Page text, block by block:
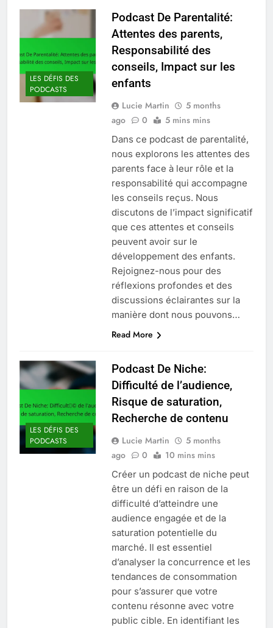
LES DÉFIS DES
PODCASTS
Podcast De Parentalité:
Attentes des parents,
Responsabilité des
conseils, Impact sur les
enfants
Lucie Martin
5 months
ago
0 5 mins mins
Dans ce podcast de parentalité,
nous explorons les attentes des
parents face à leur rôle et la
responsabilité qui accompagne
les conseils reçus. Nous
discutons de l’impact significatif
que ces attentes et conseils
peuvent avoir sur le
développement des enfants.
Rejoignez-nous pour des
réflexions profondes et des
discussions éclairantes sur la
manière dont nous pouvons…
Read More
LES DÉFIS DES
PODCASTS
Podcast De Niche:
Difficulté de l’audience,
Risque de saturation,
Recherche de contenu
Lucie Martin
5 months
ago
0 10 mins mins
Créer un podcast de niche peut
être un défi en raison de la
difficulté d’atteindre une
audience engagée et de la
saturation potentielle du
marché. Il est essentiel
d’analyser la concurrence et les
tendances de consommation
pour s’assurer que votre
contenu résonne avec votre
public cible. En identifiant les